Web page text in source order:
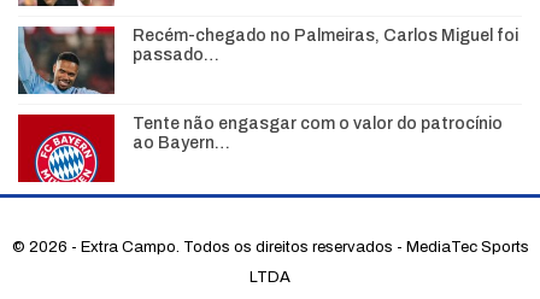
Recém-chegado no Palmeiras, Carlos Miguel foi
passado…
Tente não engasgar com o valor do patrocínio
ao Bayern…
© 2026 - Extra Campo. Todos os direitos reservados - MediaTec Sports
LTDA